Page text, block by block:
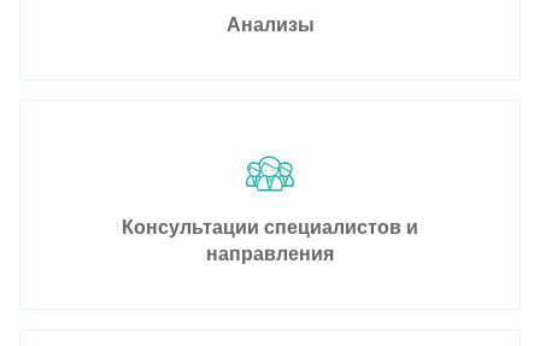
Анализы
Консультации специалистов и
направления